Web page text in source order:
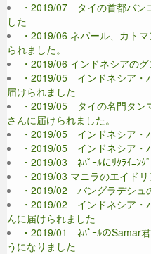
・2019/07 タイの首都バン
した
・2019/06 ネパール、カト
られました。
・2019/06 インドネシアの
・2019/05 インドネシア・
届けられました
・2019/05 タイの名門タン
さんに届けられました。
・2019/05 インドネシア・
・2019/05 インドネシア・
・2019/03 ﾈﾊﾟｰﾙにﾘｸﾗｲﾆﾝ
・2019/03 マニラのエイド
・2019/02 バングラデシュ
・2019/02 インドネシア・
んに届けられました
・2019/01 ﾈﾊﾟｰﾙのSamar
うになりました